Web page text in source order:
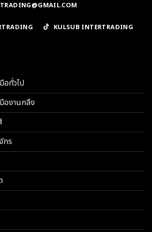
KULSUB INTERTRADING
ทั่วไป
องานกลึง
กร